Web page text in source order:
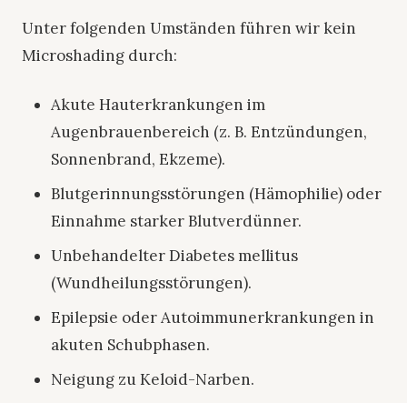
Unter folgenden Umständen führen wir kein
Microshading durch:
Akute Hauterkrankungen im
Augenbrauenbereich (z. B. Entzündungen,
Sonnenbrand, Ekzeme).
Blutgerinnungsstörungen (Hämophilie) oder
Einnahme starker Blutverdünner.
Unbehandelter Diabetes mellitus
(Wundheilungsstörungen).
Epilepsie oder Autoimmunerkrankungen in
akuten Schubphasen.
Neigung zu Keloid-Narben.